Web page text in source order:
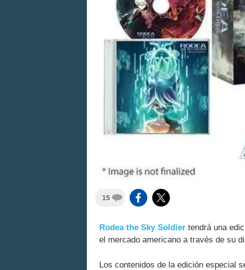
15
Rodea the Sky Soldier tendrá una
el mercado americano a través de su
Los contenidos de la edición especial